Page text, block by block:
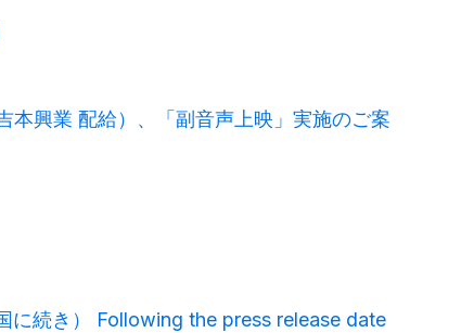
興業 配給）、「副音声上映」実施のご案
に続き） Following the press release date